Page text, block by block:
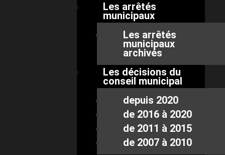
Les arrêtés
municipaux
Les arrêtés
municipaux
archivés
Les décisions du
conseil municipal
depuis 2020
de 2016 à 2020
de 2011 à 2015
de 2007 à 2010